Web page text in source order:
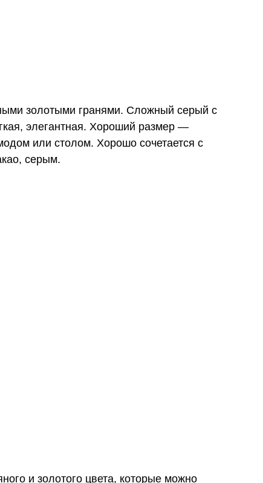
золотыми гранями. Сложный серый с
элегантная. Хороший размер —
или столом. Хорошо сочетается с
серым.
и золотого цвета, которые можно